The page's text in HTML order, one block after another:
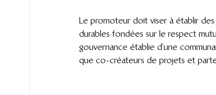
Le promoteur doit viser à établir
durables fondées sur le respect
gouvernance établie d’une
que co-créateurs de projets et